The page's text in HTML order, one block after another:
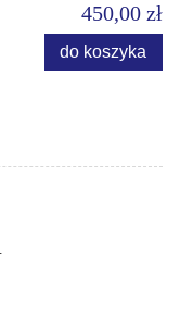
450,00 zł
do koszyka